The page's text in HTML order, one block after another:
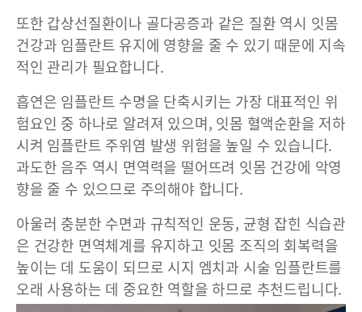
또한 갑상선질환이나 골다공증과 같은 질환 역시 잇몸
건강과 임플란트 유지에 영향을 줄 수 있기 때문에 지속
적인 관리가 필요합니다.
흡연은 임플란트 수명을 단축시키는 가장 대표적인 위
험요인 중 하나로 알려져 있으며, 잇몸 혈액순환을 저하
시켜 임플란트 주위염 발생 위험을 높일 수 있습니다.
과도한 음주 역시 면역력을 떨어뜨려 잇몸 건강에 악영
향을 줄 수 있으므로 주의해야 합니다.
아울러 충분한 수면과 규칙적인 운동, 균형 잡힌 식습관
은 건강한 면역체계를 유지하고 잇몸 조직의 회복력을
높이는 데 도움이 되므로 시지 엠치과 시술 임플란트를
오래 사용하는 데 중요한 역할을 하므로 추천드립니다.